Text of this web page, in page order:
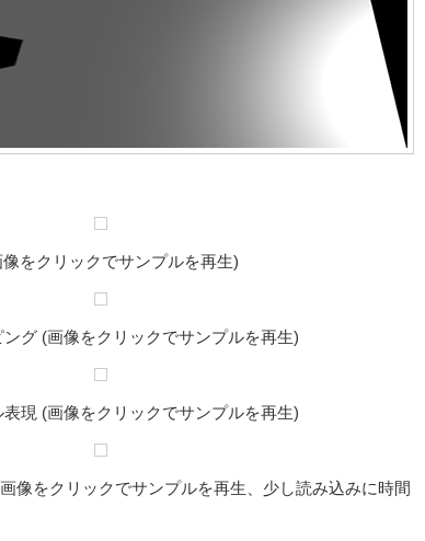
をクリックでサンプルを再生)
グ (画像をクリックでサンプルを再生)
現 (画像をクリックでサンプルを再生)
像をクリックでサンプルを再生、少し読み込みに時間